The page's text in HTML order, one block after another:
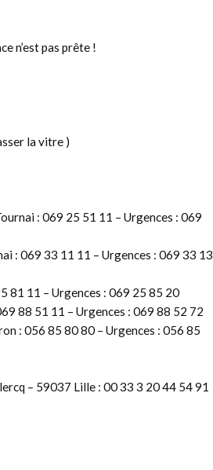
n’est pas prête !
la vitre )
: 069 25 51 11 – Urgences : 069
: 069 33 11 11 – Urgences : 069 33 13
81 11 – Urgences : 069 25 85 20
88 51 11 – Urgences : 069 88 52 72
: 056 85 80 80 – Urgences : 056 85
– 59037 Lille : 00 33 3 20 44 54 91